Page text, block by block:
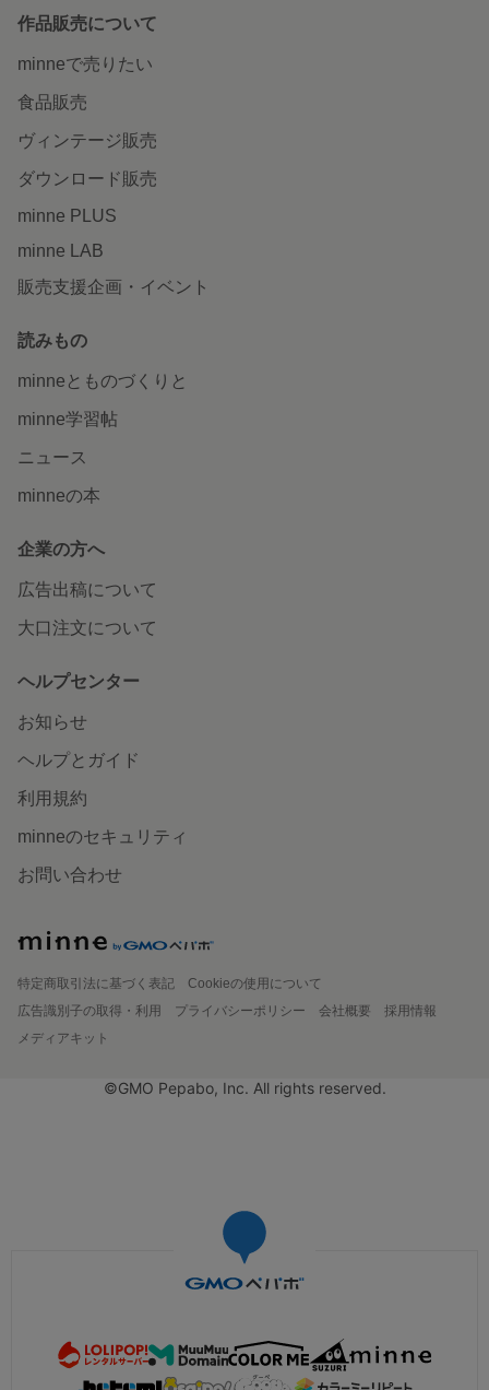
作品販売について
minneで売りたい
食品販売
ヴィンテージ販売
ダウンロード販売
minne PLUS
minne LAB
販売支援企画・イベント
読みもの
minneとものづくりと
minne学習帖
ニュース
minneの本
企業の方へ
広告出稿について
大口注文について
ヘルプセンター
お知らせ
ヘルプとガイド
利用規約
minneのセキュリティ
お問い合わせ
特定商取引法に基づく表記
Cookieの使用について
広告識別子の取得・利用
プライバシーポリシー 会社概要
採用情報
メディアキット
©GMO Pepabo, Inc. All rights reserved.